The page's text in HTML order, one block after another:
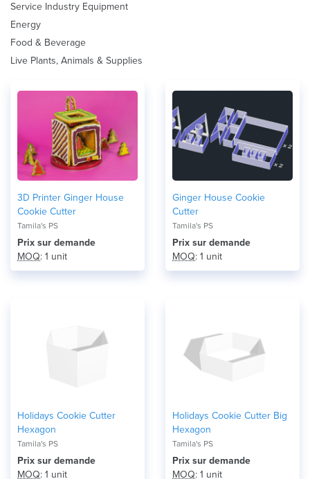
Service Industry Equipment
Energy
Food & Beverage
Live Plants, Animals & Supplies
3D Printer Ginger House
Cookie Cutter
Tamila's PS
Prix ​​sur demande
MOQ: 1 unit
Ginger House Cookie
Cutter
Tamila's PS
Prix ​​sur demande
MOQ: 1 unit
Holidays Cookie Cutter
Hexagon
Tamila's PS
Prix ​​sur demande
MOQ: 1 unit
Holidays Cookie Cutter Big
Hexagon
Tamila's PS
Prix ​​sur demande
MOQ: 1 unit